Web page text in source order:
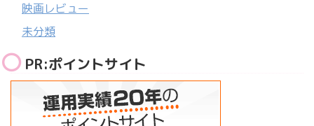
映画レビュー
未分類
PR:ポイントサイト